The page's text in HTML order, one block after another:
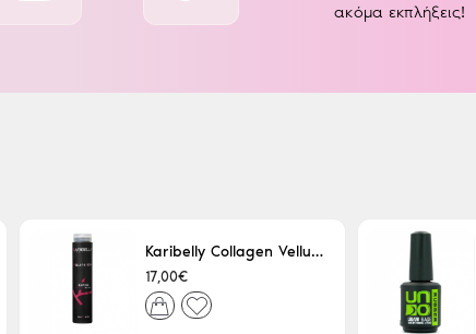
ακόμα εκπλήξεις!
Karibelly Collagen Velluto Nero Leaving 250ml
17,00€